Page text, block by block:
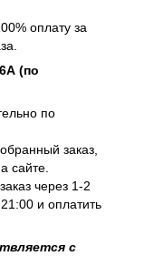
оплату за
(по
по
заказ,
сайте.
через 1-2
и оплатить
с